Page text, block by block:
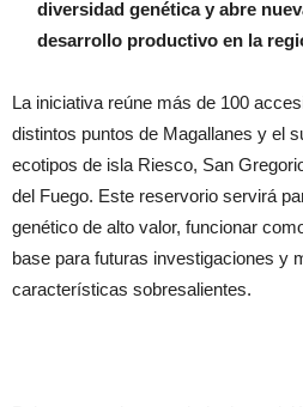
diversidad genética y abre
desarrollo productivo en la
La iniciativa reúne más de 100
distintos puntos de Magallanes y el
ecotipos de isla Riesco, San
del Fuego. Este reservorio servirá
genético de alto valor, funcionar
base para futuras investigaciones y
características sobresalientes.